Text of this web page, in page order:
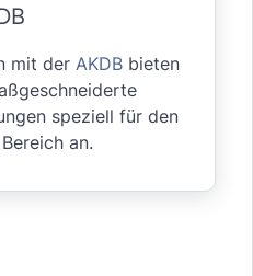
mit der AKDBbieten
speziell für den
an.